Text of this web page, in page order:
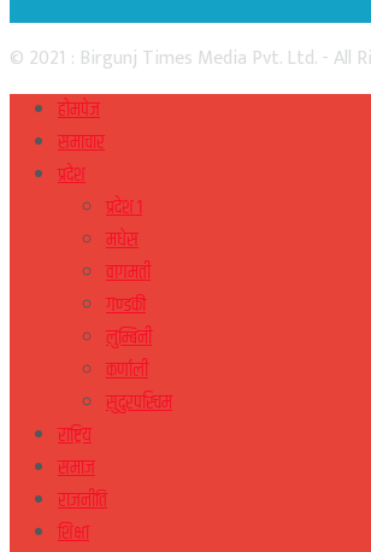
© 2021 : Birgunj Times Media Pvt. Ltd. - All
होमपेज
समाचार
प्रदेश
प्रदेश १
मधेस
वागमती
गण्डकी
लुम्बिनी
कर्णाली
सुदुरपस्चिम
राष्ट्रिय
समाज
राजनीति
शिक्षा